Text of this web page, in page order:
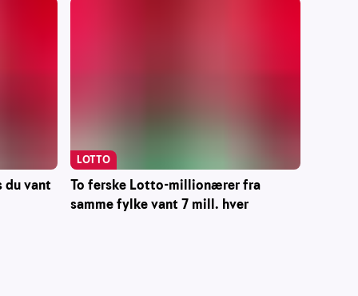
du vant
To ferske Lotto-millionærer fra
samme fylke vant 7 mill. hver
LOTTO